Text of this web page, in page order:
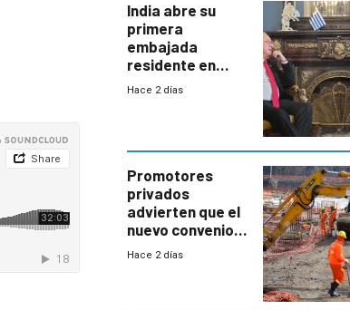
India abre su
primera
embajada
residente en
Uruguay y crecen
enorme
potencial
Hace 2 días
Promotores
privados
advierten que el
nuevo convenio
de la
Hace 2 días